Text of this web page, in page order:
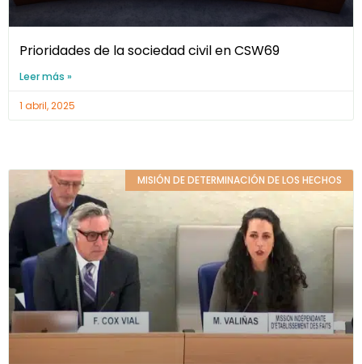
Prioridades de la sociedad civil en CSW69
Leer más »
1 abril, 2025
MISIÓN DE DETERMINACIÓN DE LOS HECHOS